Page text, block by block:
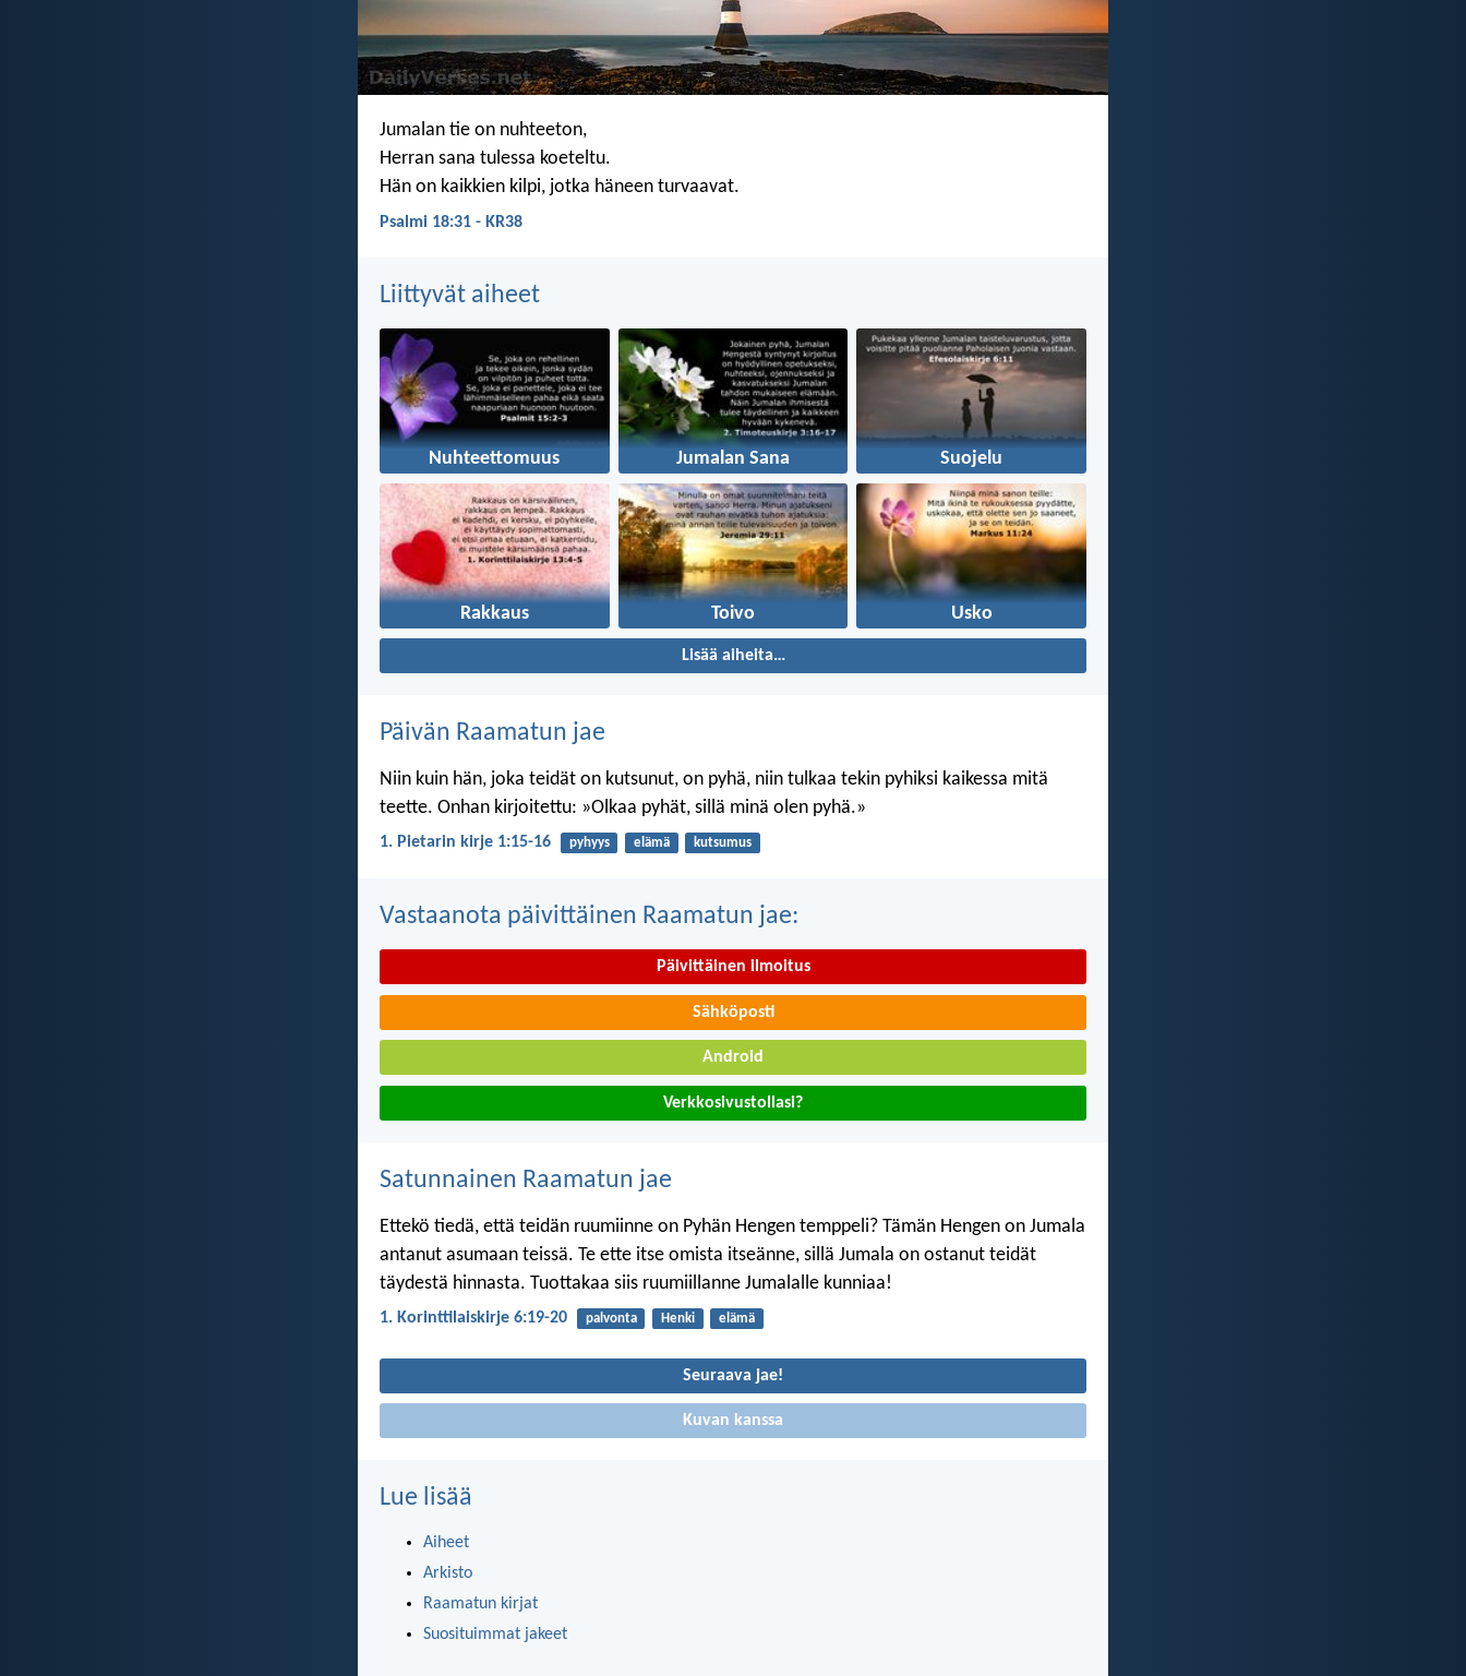
Jumalan tie on nuhteeton,
Herran sana tulessa koeteltu.
Hän on kaikkien kilpi, jotka häneen turvaavat.
Psalmi 18:31 - KR38
Liittyvät aiheet
Nuhteettomuus Jumalan Sana Suojelu
Rakkaus Toivo Usko
Lisää aiheita…
Päivän Raamatun jae
Niin kuin hän, joka teidät on kutsunut, on pyhä, niin tulkaa tekin pyhiksi kaikessa mitä
teette. Onhan kirjoitettu: »Olkaa pyhät, sillä minä olen pyhä.»
1. Pietarin kirje 1:15-16 pyhyys elämä kutsumus
Vastaanota päivittäinen Raamatun jae:
Päivittäinen ilmoitus
Sähköposti
Android
Verkkosivustollasi?
Satunnainen Raamatun jae
Ettekö tiedä, että teidän ruumiinne on Pyhän Hengen temppeli? Tämän Hengen on Jumala
antanut asumaan teissä. Te ette itse omista itseänne, sillä Jumala on ostanut teidät
täydestä hinnasta. Tuottakaa siis ruumiillanne Jumalalle kunniaa!
1. Korinttilaiskirje 6:19-20 palvonta Henki elämä
Seuraava jae!
Kuvan kanssa
Lue lisää
Aiheet
Arkisto
Raamatun kirjat
Suosituimmat jakeet